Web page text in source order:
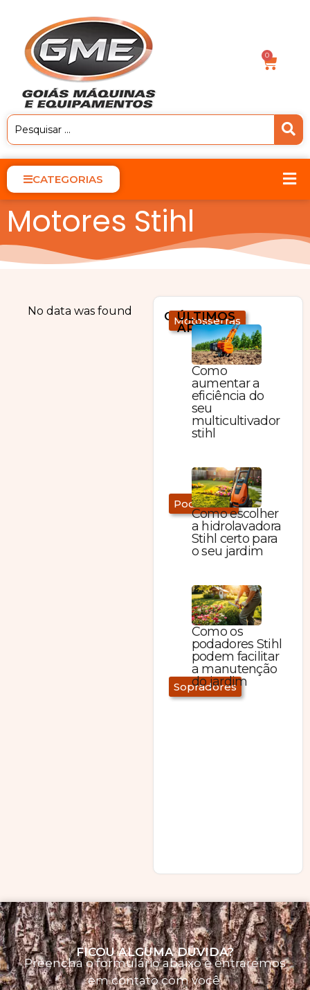
0
CATEGORIAS
Motores Stihl
No data was found CATEGORIAS
Motosserras
Podadores
Sopradores
ÚLTIMOS
ARTIGOS:
Como
aumentar a
eficiência do
seu
multicultivador
stihl
Como escolher
a hidrolavadora
Stihl certo para
o seu jardim
Como os
podadores Stihl
podem facilitar
a manutenção
do jardim
FICOU ALGUMA DÚVIDA?
Preencha o formulário abaixo e entraremos
em contato com você.